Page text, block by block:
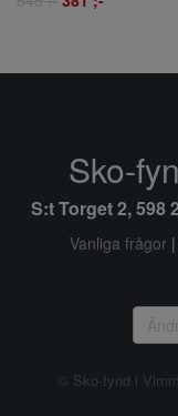
Sko-
S:t Torget 2, 598
Vanliga frågor |
© Sko-fynd i